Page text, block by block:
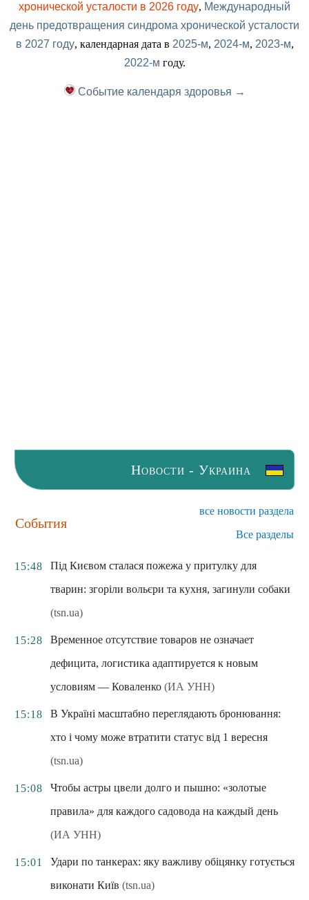
хронической усталости в 2026 году, Международный
день предотвращения синдрома хронической усталости
в 2027 году, календарная дата в 2025-м, 2024-м, 2023-м,
2022-м году.
Событие календаря здоровья →
Новости - Украина
События
все новости раздела
Все разделы
15:48
Під Києвом сталася пожежа у притулку для
тварин: згоріли вольєри та кухня, загинули собаки
(tsn.ua)
15:28
Временное отсутствие товаров не означает
дефицита, логистика адаптируется к новым
условиям — Коваленко (ИА УНН)
15:18
В Україні масштабно переглядають бронювання:
хто і чому може втратити статус від 1 вересня
(tsn.ua)
15:08
Чтобы астры цвели долго и пышно: «золотые
правила» для каждого садовода на каждый день
(ИА УНН)
15:01
Удари по танкерах: яку важливу обіцянку готується
виконати Київ (tsn.ua)